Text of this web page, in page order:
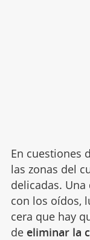
En cuestiones
las zonas del
delicadas.
con los oídos,
cera que hay
de eliminar la